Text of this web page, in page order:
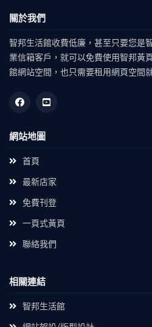
關於我們
智邦生活館收費低廉，甚至只要您是
業信箱客戶，就可以免費使用智邦黃
館網站空間，也只需要租用網頁空間
網站地圖
首頁
最新店家
免費刊登
一頁式黃頁
聯絡我們
相關連結
智邦生活館